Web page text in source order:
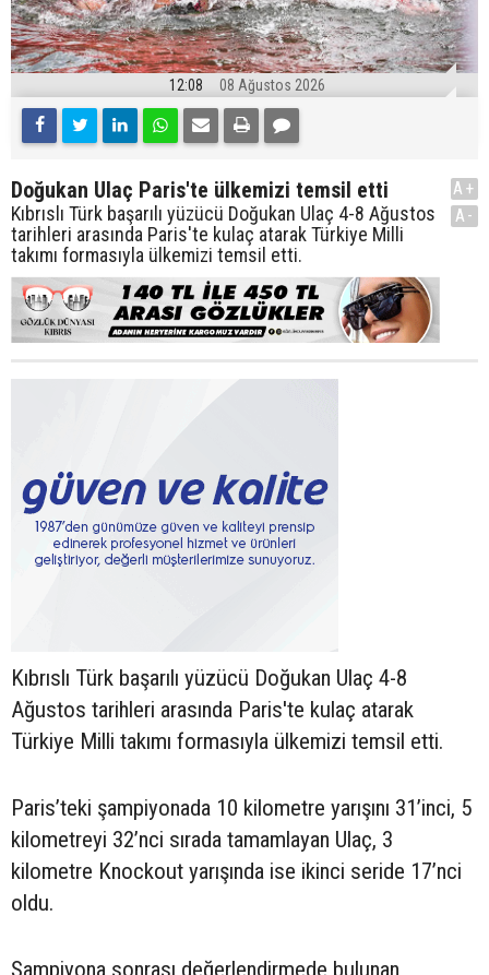
12:08 08 Ağustos 2026
Doğukan Ulaç Paris'te ülkemizi temsil etti
Kıbrıslı Türk başarılı yüzücü Doğukan Ulaç 4-8 Ağustos
tarihleri arasında Paris'te kulaç atarak Türkiye Milli
takımı formasıyla ülkemizi temsil etti.
A+
A-
Kıbrıslı Türk başarılı yüzücü Doğukan Ulaç 4-8
Ağustos tarihleri arasında Paris'te kulaç atarak
Türkiye Milli takımı formasıyla ülkemizi temsil etti.
Paris’teki şampiyonada 10 kilometre yarışını 31’inci, 5
kilometreyi 32’nci sırada tamamlayan Ulaç, 3
kilometre Knockout yarışında ise ikinci seride 17’nci
oldu.